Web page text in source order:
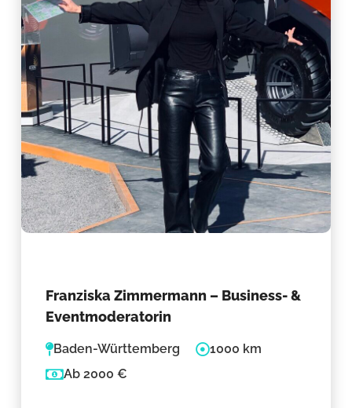
Franziska Zimmermann – Business- &
Eventmoderatorin
Baden-Württemberg
1000 km
Ab 2000 €